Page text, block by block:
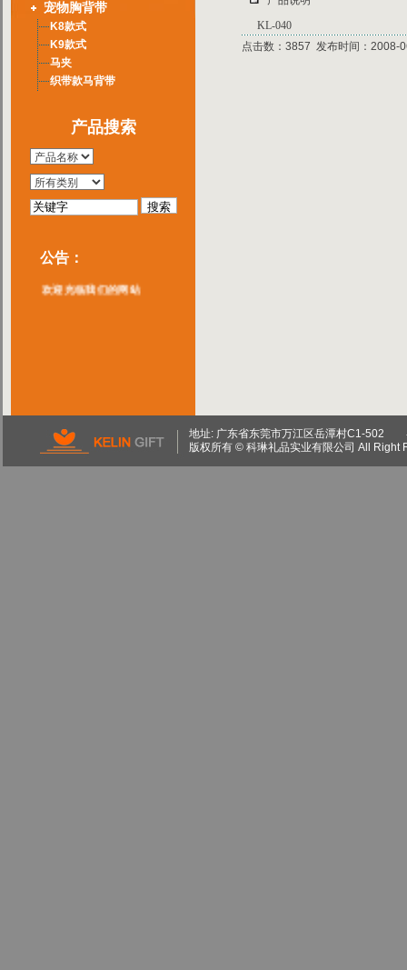
宠物胸背带
K8款式
K9款式
马夹
织带款马背带
产品搜索
公告：
负离子手表产品介绍一览
欢迎光临我们的网站
KL-040
点击数：3857 发布时间：2008-
地址: 广东省东莞市万江区岳潭村C1-502
版权所有 © 科琳礼品实业有限公司 All